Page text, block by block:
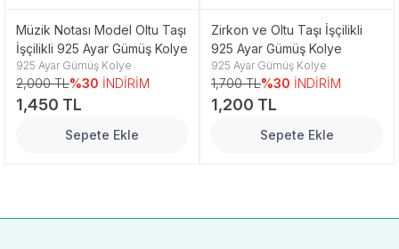
Müzik Notası Model Oltu Taşı
İşçilikli 925 Ayar Gümüş Kolye
925 Ayar Gümüş Kolye
2,000 TL%30 İNDİRİM
1,450 TL
Sepete Ekle
Zirkon ve Oltu Taşı İşçilikli
925 Ayar Gümüş Kolye
925 Ayar Gümüş Kolye
1,700 TL%30 İNDİRİM
1,200 TL
Sepete Ekle